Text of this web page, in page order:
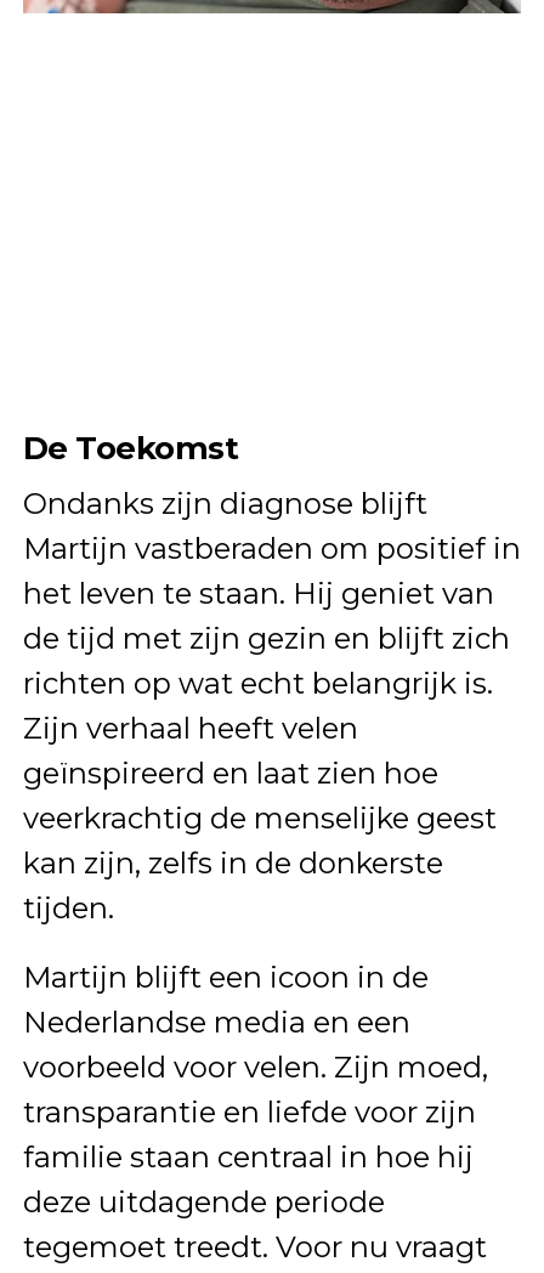
De Toekomst
Ondanks zijn diagnose blijft
Martijn vastberaden om positief in
het leven te staan. Hij geniet van
de tijd met zijn gezin en blijft zich
richten op wat echt belangrijk is.
Zijn verhaal heeft velen
geïnspireerd en laat zien hoe
veerkrachtig de menselijke geest
kan zijn, zelfs in de donkerste
tijden.
Martijn blijft een icoon in de
Nederlandse media en een
voorbeeld voor velen. Zijn moed,
transparantie en liefde voor zijn
familie staan centraal in hoe hij
deze uitdagende periode
tegemoet treedt. Voor nu vraagt